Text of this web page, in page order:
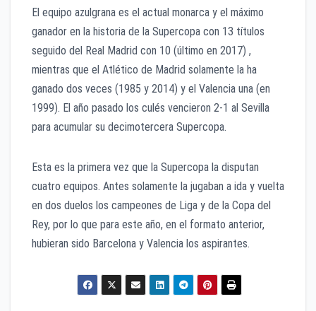
El equipo azulgrana es el actual monarca y el máximo
ganador en la historia de la Supercopa con 13 títulos
seguido del Real Madrid con 10 (último en 2017) ,
mientras que el Atlético de Madrid solamente la ha
ganado dos veces (1985 y 2014) y el Valencia una (en
1999). El año pasado los culés vencieron 2-1 al Sevilla
para acumular su decimotercera Supercopa.
Esta es la primera vez que la Supercopa la disputan
cuatro equipos. Antes solamente la jugaban a ida y vuelta
en dos duelos los campeones de Liga y de la Copa del
Rey, por lo que para este año, en el formato anterior,
hubieran sido Barcelona y Valencia los aspirantes.